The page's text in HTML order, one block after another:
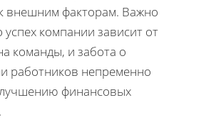
внешним факторам. Важно
компании зависит от
команды, и забота о
работников непременно
финансовых